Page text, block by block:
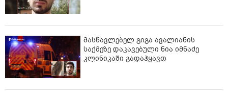
მასწავლებელ გიგა ავალიანის
საქმეზე დაკავებული ნია იმნაძე
კლინიკაში გადაჰყავთ